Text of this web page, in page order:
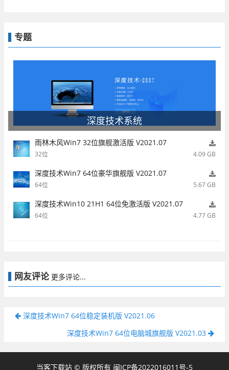
专题
深度技术系统
雨林木风Win7 32位旗舰激活版 V2021.07
32位 4.09 GB
深度技术Win7 64位豪华旗舰版 V2021.07
64位 5.67 GB
深度技术Win10 21H1 64位免激活版 V2021.07
64位 4.77 GB
网友评论 更多评论...
深度技术Win7 64位稳定装机版 V2021.06
深度技术Win7 64位电脑城旗舰版 V2021.03
当客下载站 © 版权所有 闽ICP备2022016011号-5